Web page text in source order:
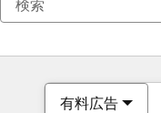
有料広告